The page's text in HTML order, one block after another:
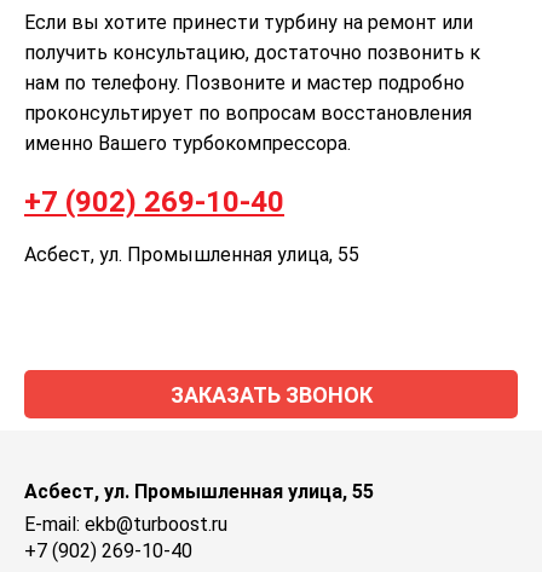
Если вы хотите принести турбину на ремонт или
получить консультацию, достаточно позвонить к
нам по телефону. Позвоните и мастер подробно
проконсультирует по вопросам восстановления
именно Вашего турбокомпрессора.
+7 (902) 269-10-40
Асбест, ул. Промышленная улица, 55
ЗАКАЗАТЬ ЗВОНОК
Асбест, ул. Промышленная улица, 55
E-mail: ekb@turboost.ru
+7 (902) 269-10-40